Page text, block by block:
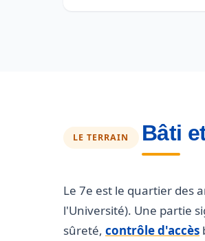
LE TERRAIN Bâti
Le 7e est le quartier des
l'Université). Une partie
sûreté, contrôle d'accès